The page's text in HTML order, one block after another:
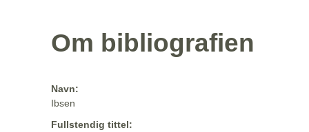
Om bibliografien
Navn:
Ibsen
Fullstendig tittel: